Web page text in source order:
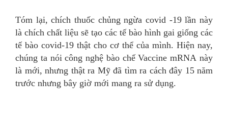
Tóm lại, chích thuốc chủng ngừa covid -19 lần này
là chích chất liệu sẽ tạo các tế bào hình gai giống các
tế bào covid-19 thật cho cơ thể của mình. Hiện nay,
chúng ta nói công nghệ bào chế Vaccine mRNA này
là mới, nhưng thật ra Mỹ đã tìm ra cách đây 15 năm
trước nhưng bây giờ mới mang ra sử dụng.